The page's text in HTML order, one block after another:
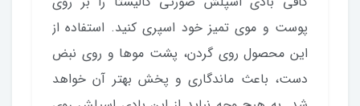
پوست و موی تمیز خود اسپری کنید. استفاده از
این محصول روی گردن، پشت موها و روی نبض
دست، باعث ماندگاری و پخش بهتر آن خواهد